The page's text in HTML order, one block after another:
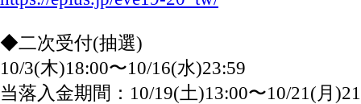
◆二次受付(抽選)
10/3(木)18:00〜10/16(水)23:59
当落入金期間：10/19(土)13:00〜10/21(月